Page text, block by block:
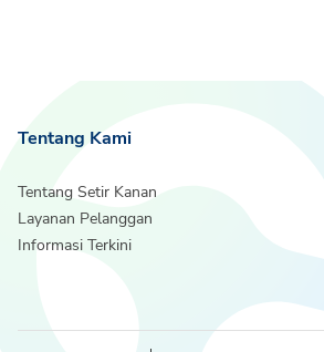
Tentang Kami
Tentang Setir Kanan
Layanan Pelanggan
Informasi Terkini